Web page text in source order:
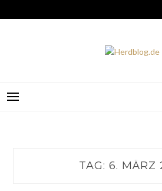
to
TAG: 6. MÄRZ